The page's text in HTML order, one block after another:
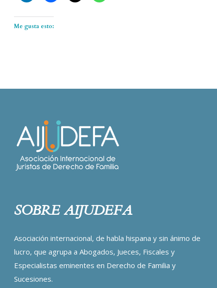
Me gusta esto:
SOBRE AIJUDEFA
Asociación internacional, de habla hispana y sin ánimo de
lucro, que agrupa a Abogados, Jueces, Fiscales y
Especialistas eminentes en Derecho de Familia y
Sucesiones.